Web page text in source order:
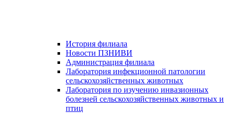
История филиала
Новости ПЗНИВИ
Администрация филиала
Лаборатория инфекционной патологии
сельскохозяйственных животных
Лаборатория по изучению инвазионных
болезней сельскохозяйственных животных и
птиц